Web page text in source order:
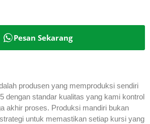
Pesan Sekarang
produsen yang memproduksi sendiri
dengan standar kualitas yang kami kontrol
akhir proses. Produksi mandiri bukan
untuk memastikan setiap kursi yang